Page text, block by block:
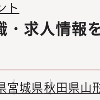
ト
・求人情報
宮城県秋田県山